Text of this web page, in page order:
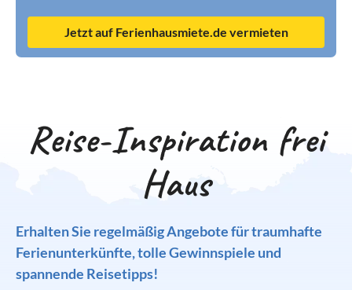
Jetzt auf Ferienhausmiete.de vermieten
Reise-Inspiration frei
Haus
Erhalten Sie regelmäßig Angebote für traumhafte
Ferienunterkünfte, tolle Gewinnspiele und
spannende Reisetipps!